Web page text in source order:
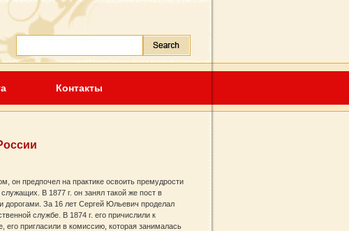
Контакты
он предпочел на практике освоить премудрости
В 1877 г. он занял такой же пост в
За 16 лет Сергей Юльевич проделал
службе. В 1874 г. его причислили к
его пригласили в комиссию, которая занималась